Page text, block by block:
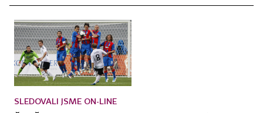
SLEDOVALI JSME ON-LINE